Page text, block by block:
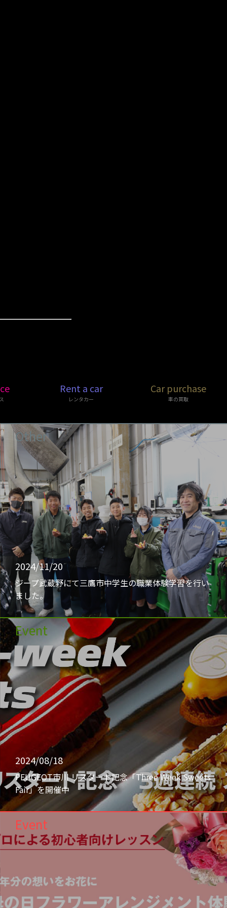
Rent a car
レンタカー
Car purchase
車の買取
Other
2024/11/20
ジープ武蔵野にて三鷹市中学生の職業体験学習を行い
ました。
Event
2024/08/18
PEUGEOT市川 リスタート記念「Three Week Sweets
Fair」を開催中
Event